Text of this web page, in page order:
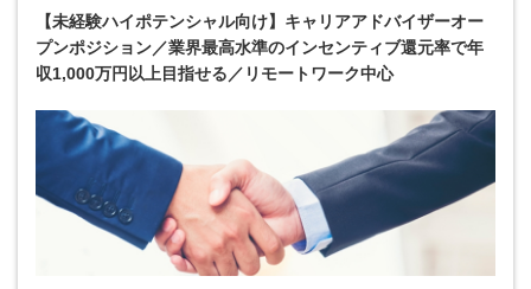
【未経験ハイポテンシャル向け】キャリアアドバイザーオー
プンポジション／業界最高水準のインセンティブ還元率で年
収1,000万円以上目指せる／リモートワーク中心